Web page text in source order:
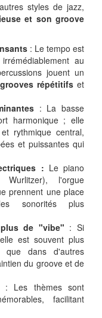
styles de jazz,
et son groove
: Le tempo est
au
jouent un
grooves répétitifs et
: La basse
harmonique ; elle
rythmique central,
et puissantes qui
: Le piano
Wurlitzer), l'orgue
prennent une place
sonorités plus
de "vibe" : Si
est souvent plus
que dans d'autres
du groove et de
: Les thèmes sont
facilitant